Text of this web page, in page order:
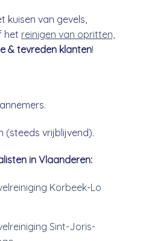
kuisen van gevels,
het reinigen van opritten,
& tevreden klanten!
(steeds vrijblijvend).
in Vlaanderen:
Korbeek-Lo
Sint-Joris-